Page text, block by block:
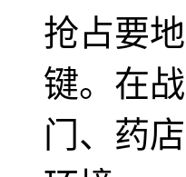
抢占要
键。在
门、药